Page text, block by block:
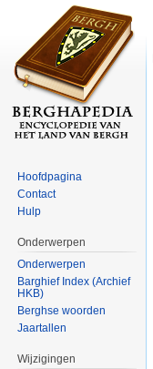
Hoofdpagina
Contact
Hulp
Onderwerpen
Onderwerpen
Barghief Index (Archief
HKB)
Berghse woorden
Jaartallen
Wijzigingen